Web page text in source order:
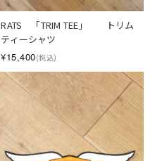
RATS　「TRIM TEE」　　トリム
ティーシャツ
¥15,400(税込)